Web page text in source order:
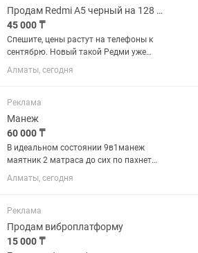
Продам Redmi A5 черный на 128 Гб
45 000 ₸
Спешите, цены растут на телефоны к
сентябрю. Новый такой Редми уже
стоит 100.000 на Каспи. У меня
недорого Продам Redmi A5 черного
состоянии, самый надёжный и...
Алматы, сегодня
Реклама
Манеж
60 000 ₸
В идеальном состоянии 9в1манеж
маятник 2 матраса до сих по пахнет
деревом👍
Алматы, сегодня
Реклама
Продам виброплатформу
15 000 ₸